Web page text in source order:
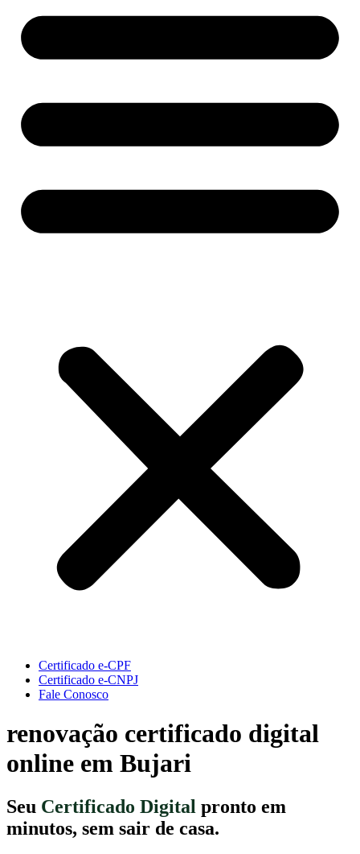
Certificado e-CPF
Certificado e-CNPJ
Fale Conosco
renovação certificado digital
online em Bujari
Seu Certificado Digital pronto em
minutos, sem sair de casa.